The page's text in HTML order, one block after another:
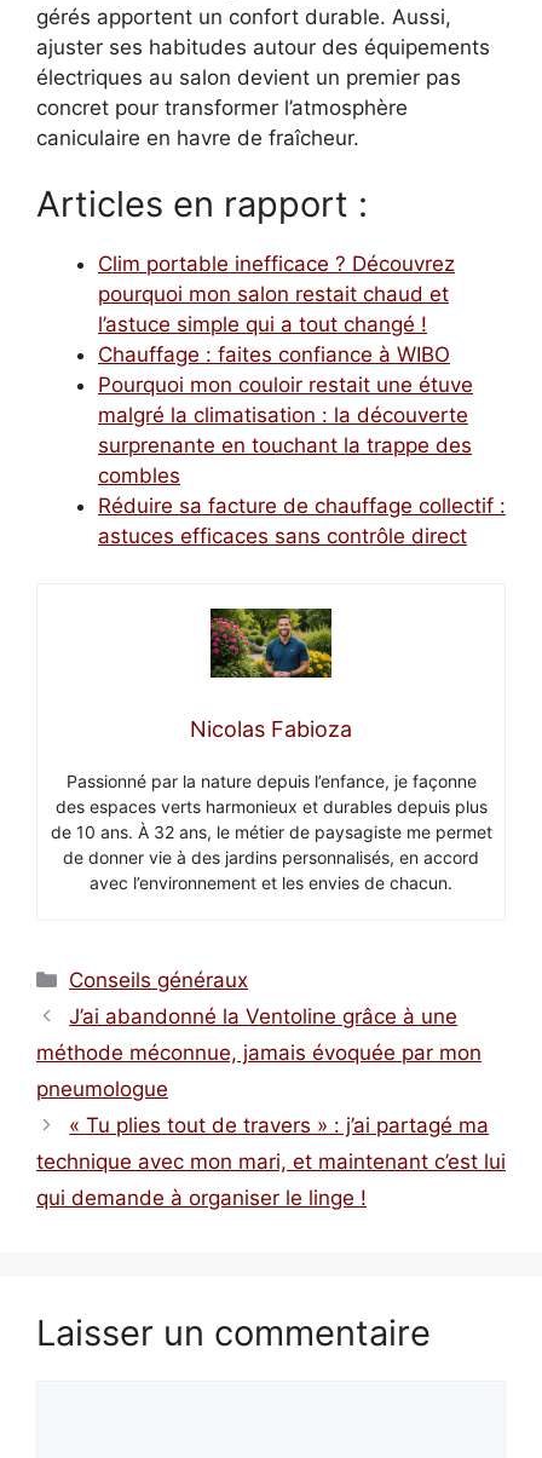
gérés apportent un confort durable. Aussi,
ajuster ses habitudes autour des équipements
électriques au salon devient un premier pas
concret pour transformer l’atmosphère
caniculaire en havre de fraîcheur.
Articles en rapport :
Clim portable inefficace ? Découvrez
pourquoi mon salon restait chaud et
l’astuce simple qui a tout changé !
Chauffage : faites confiance à WIBO
Pourquoi mon couloir restait une étuve
malgré la climatisation : la découverte
surprenante en touchant la trappe des
combles
Réduire sa facture de chauffage collectif :
astuces efficaces sans contrôle direct
Nicolas Fabioza
Passionné par la nature depuis l’enfance, je façonne
des espaces verts harmonieux et durables depuis plus
de 10 ans. À 32 ans, le métier de paysagiste me permet
de donner vie à des jardins personnalisés, en accord
avec l’environnement et les envies de chacun.
Catégories
Conseils généraux
J’ai abandonné la Ventoline grâce à une
méthode méconnue, jamais évoquée par mon
pneumologue
« Tu plies tout de travers » : j’ai partagé ma
technique avec mon mari, et maintenant c’est lui
qui demande à organiser le linge !
Laisser un commentaire